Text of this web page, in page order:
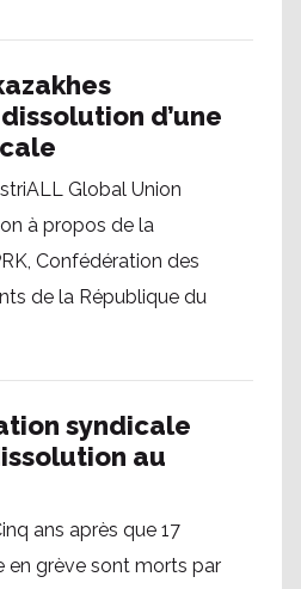
d’une
Global Union
à propos de la
Confédération des
de la République du
syndicale
au
ans après que 17
en grève sont morts par